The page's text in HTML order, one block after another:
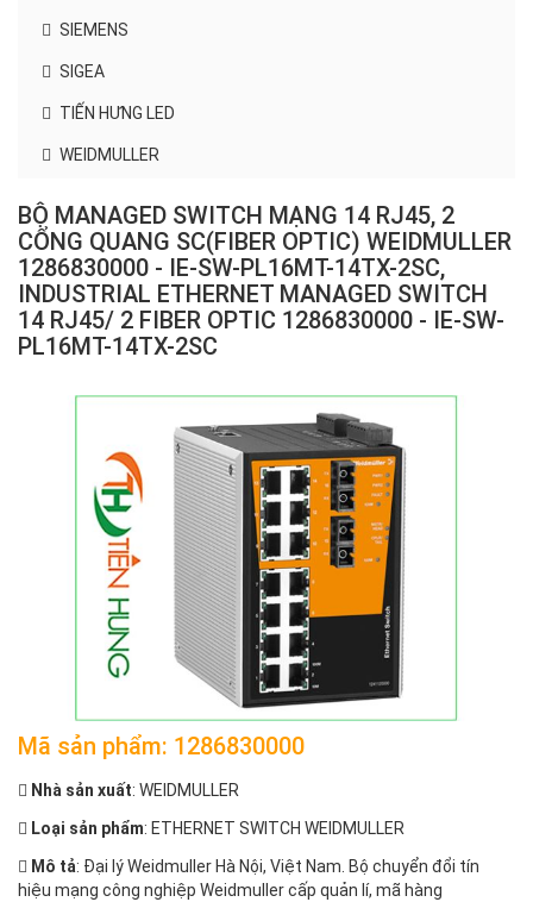
SIEMENS
SIGEA
TIẾN HƯNG LED
WEIDMULLER
BỘ MANAGED SWITCH MẠNG 14 RJ45, 2
CỔNG QUANG SC(FIBER OPTIC) WEIDMULLER
1286830000 - IE-SW-PL16MT-14TX-2SC,
INDUSTRIAL ETHERNET MANAGED SWITCH
14 RJ45/ 2 FIBER OPTIC 1286830000 - IE-SW-
PL16MT-14TX-2SC
Mã sản phẩm: 1286830000
Nhà sản xuất: WEIDMULLER
Loại sản phẩm: ETHERNET SWITCH WEIDMULLER
Mô tả: Đại lý Weidmuller Hà Nội, Việt Nam. Bộ chuyển đổi tín
hiệu mạng công nghiệp Weidmuller cấp quản lí, mã hàng